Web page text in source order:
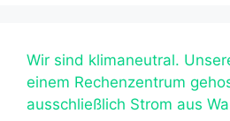
Wir sind klimaneutral.
einem Rechenzentrum
ausschließlich Strom aus